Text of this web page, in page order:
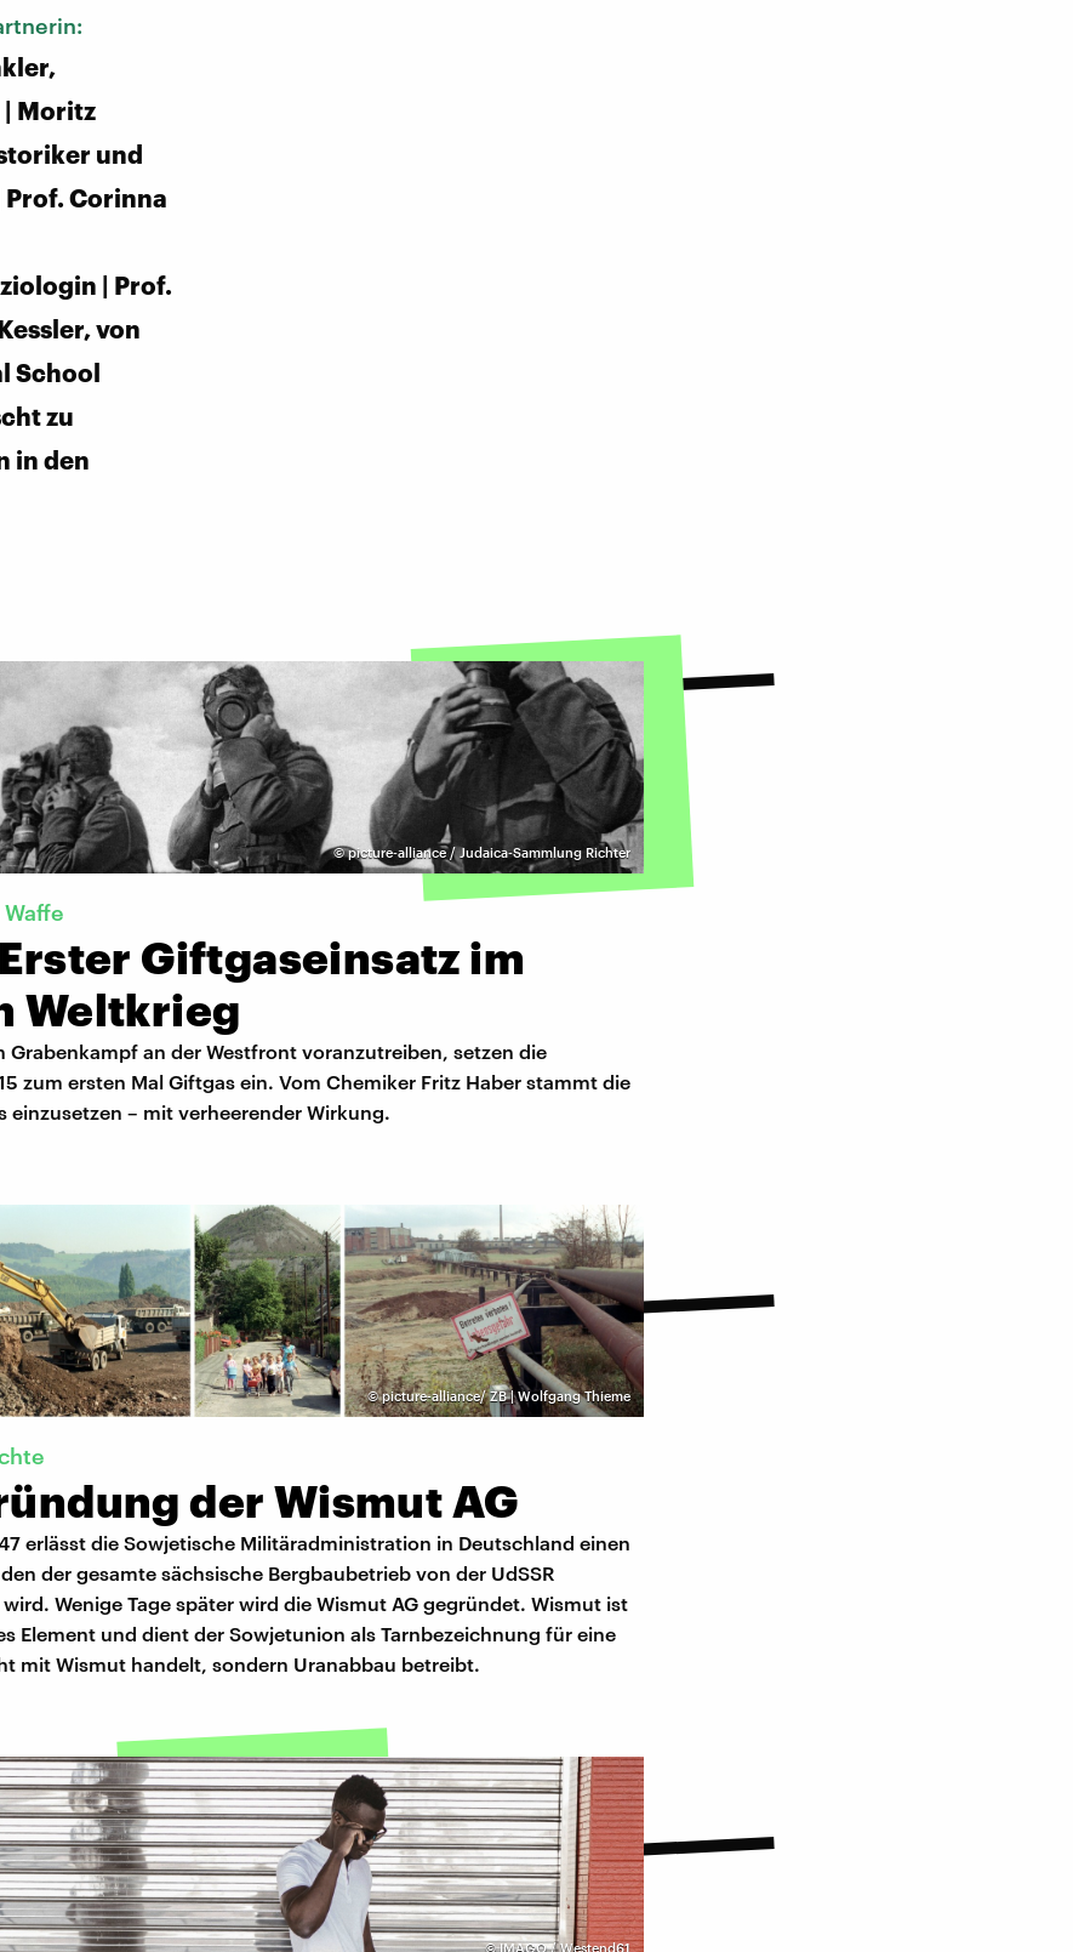
| Moritz
und
Corinna
| Prof.
von
School
zu
in den
©picture-alliance / Judaica-Sammlung Richter
Giftgaseinsatz im
Weltkrieg
Grabenkampf an der Westfront voranzutreiben, setzen die
zum ersten Mal Giftgas ein. Vom Chemiker Fritz Haber stammt die
einzusetzen – mit verheerender Wirkung.
©picture-alliance/ ZB | Wolfgang Thieme
der Wismut AG
erlässt die Sowjetische Militäradministration in Deutschland einen
der gesamte sächsische Bergbaubetrieb von der UdSSR
Wenige Tage später wird die Wismut AG gegründet. Wismut ist
Element und dient der Sowjetunion als Tarnbezeichnung für eine
mit Wismut handelt, sondern Uranabbau betreibt.
©IMAGO / Westend61